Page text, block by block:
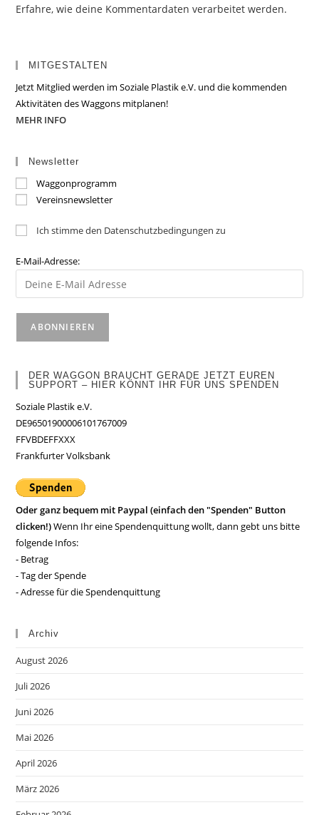
Erfahre, wie deine Kommentardaten verarbeitet werden.
MITGESTALTEN
Jetzt Mitglied werden im Soziale Plastik e.V. und die kommenden
Aktivitäten des Waggons mitplanen!
MEHR INFO
Newsletter
Waggonprogramm
Vereinsnewsletter
Ich stimme den Datenschutzbedingungen zu
E-Mail-Adresse:
DER WAGGON BRAUCHT GERADE JETZT EUREN
SUPPORT – HIER KÖNNT IHR FÜR UNS SPENDEN
Soziale Plastik e.V.
DE96501900006101767009
FFVBDEFFXXX
Frankfurter Volksbank
Oder ganz bequem mit Paypal (einfach den "Spenden" Button
clicken!)Wenn Ihr eine Spendenquittung wollt, dann gebt uns bitte
folgende Infos:
- Betrag
- Tag der Spende
- Adresse für die Spendenquittung
Archiv
August 2026
Juli 2026
Juni 2026
Mai 2026
April 2026
März 2026